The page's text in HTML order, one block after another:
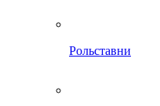
Рольставни